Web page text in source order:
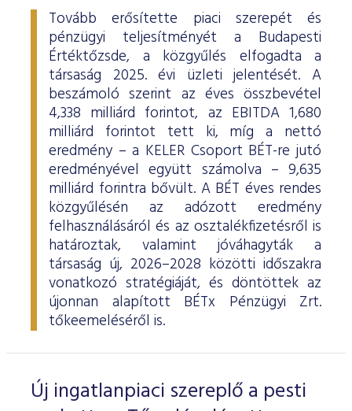
Tovább erősítette piaci szerepét és
pénzügyi teljesítményét a Budapesti
Értéktőzsde, a közgyűlés elfogadta a
társaság 2025. évi üzleti jelentését. A
beszámoló szerint az éves összbevétel
4,338 milliárd forintot, az EBITDA 1,680
milliárd forintot tett ki, míg a nettó
eredmény – a KELER Csoport BÉT-re jutó
eredményével együtt számolva – 9,635
milliárd forintra bővült. A BÉT éves rendes
közgyűlésén az adózott eredmény
felhasználásáról és az osztalékfizetésről is
határoztak, valamint jóváhagyták a
társaság új, 2026–2028 közötti időszakra
vonatkozó stratégiáját, és döntöttek az
újonnan alapított BÉTx Pénzügyi Zrt.
tőkeemeléséről is.
Új ingatlanpiaci szereplő a pesti